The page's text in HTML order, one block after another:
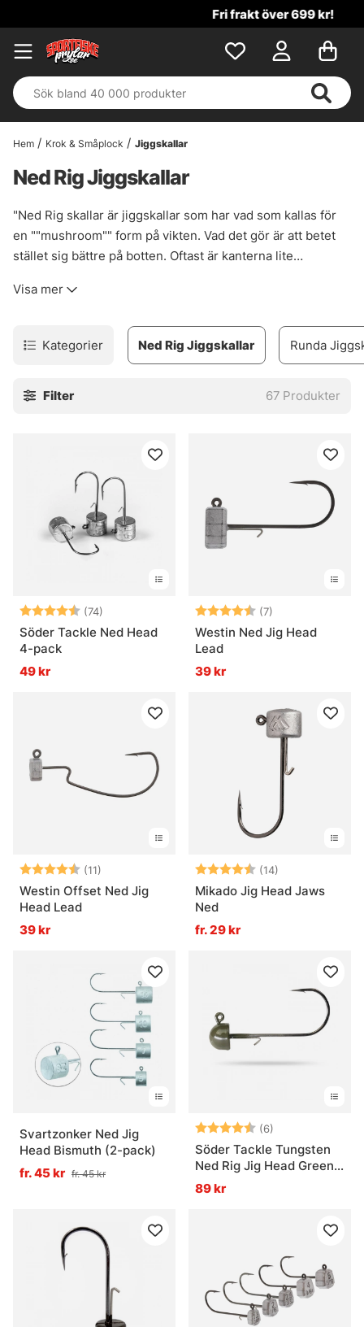
Fri frakt över 699 kr!
Hem Krok & Småplock Jiggskallar
Ned Rig Jiggskallar
"Ned Rig skallar är jiggskallar som har vad som kallas för
en ""mushroom"" form på vikten. Vad det gör är att betet
stället sig bättre på botten. Oftast är kanterna lite
upp enklare. Ska du ut och Ned Rig fiska rekommenderar
Visa mer
Kategorier Runda
Ned Rig Jiggskallar
Filter 67 Produkter
Betyg: (74)
4.3 utav 5 stjärnor
Söder Tackle Ned Head
4-pack
49 kr
Betyg: (7)
Westin Ned Jig Head
Lead
39 kr
Betyg: (11)
4.5 utav 5 stjärnor
Westin Offset Ned Jig
Head Lead
39 kr
Betyg: (14)
Mikado Jig Head Jaws
Ned
fr. 29 kr
Svartzonker Ned Jig
Head Bismuth (2-pack)
fr. 45 kr fr. 45 kr
Betyg: (6)
Söder Tackle Tungsten
Ned Rig Jig Head Green
(3-pack)
89 kr